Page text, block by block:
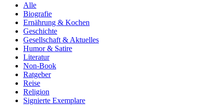
Alle
Biografie
Ernährung & Kochen
Geschichte
Gesellschaft & Aktuelles
Humor & Satire
Literatur
Non-Book
Ratgeber
Reise
Religion
Signierte Exemplare